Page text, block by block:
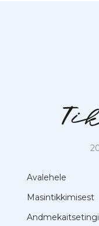
Avalehele
Masintikkimisest